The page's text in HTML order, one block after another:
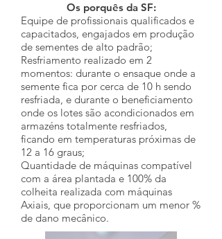
Os porquês da SF:​​
Equipe de profissionais qualificados e
capacitados, engajados em produção
de sementes de alto padrão;
Resfriamento realizado em 2
momentos: durante o ensaque onde a
semente fica por cerca de 10 h sendo
resfriada, e durante o beneficiamento
onde os lotes são acondicionados em
armazéns totalmente resfriados,
ficando em temperaturas próximas de
12 a 16 graus;
Quantidade de máquinas compatível
com a área plantada e 100% da
colheita realizada com máquinas
Axiais, que proporcionam um menor %
de dano mecânico.